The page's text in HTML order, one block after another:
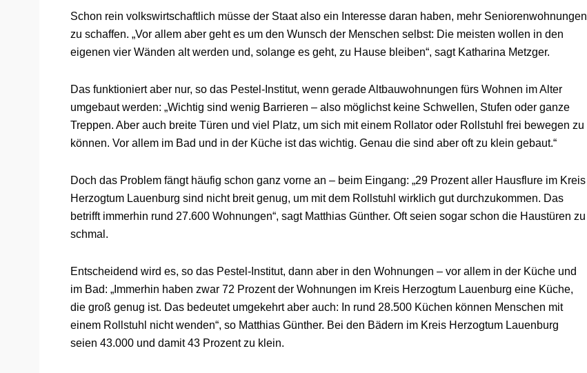
Schon rein volkswirtschaftlich müsse der Staat also ein Interesse daran haben, mehr Seniorenwohnungen
zu schaffen. „Vor allem aber geht es um den Wunsch der Menschen selbst: Die meisten wollen in den
eigenen vier Wänden alt werden und, solange es geht, zu Hause bleiben“, sagt Katharina Metzger.
Das funktioniert aber nur, so das Pestel-Institut, wenn gerade Altbauwohnungen fürs Wohnen im Alter
umgebaut werden: „Wichtig sind wenig Barrieren – also möglichst keine Schwellen, Stufen oder ganze
Treppen. Aber auch breite Türen und viel Platz, um sich mit einem Rollator oder Rollstuhl frei bewegen zu
können. Vor allem im Bad und in der Küche ist das wichtig. Genau die sind aber oft zu klein gebaut.“
Doch das Problem fängt häufig schon ganz vorne an – beim Eingang: „29 Prozent aller Hausflure im Kreis
Herzogtum Lauenburg sind nicht breit genug, um mit dem Rollstuhl wirklich gut durchzukommen. Das
betrifft immerhin rund 27.600 Wohnungen“, sagt Matthias Günther. Oft seien sogar schon die Haustüren zu
schmal.
Entscheidend wird es, so das Pestel-Institut, dann aber in den Wohnungen – vor allem in der Küche und
im Bad: „Immerhin haben zwar 72 Prozent der Wohnungen im Kreis Herzogtum Lauenburg eine Küche,
die groß genug ist. Das bedeutet umgekehrt aber auch: In rund 28.500 Küchen können Menschen mit
einem Rollstuhl nicht wenden“, so Matthias Günther. Bei den Bädern im Kreis Herzogtum Lauenburg
seien 43.000 und damit 43 Prozent zu klein.